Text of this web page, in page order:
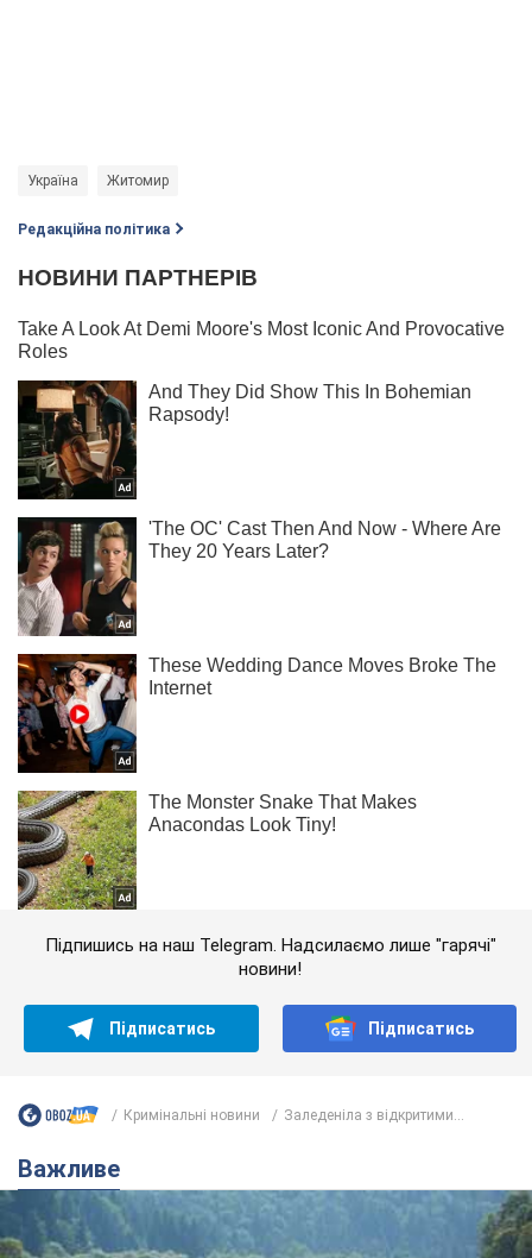
Україна Житомир
Редакційна політика
Підпишись на наш Telegram. Надсилаємо лише "гарячі"
новини!
Підписатись Підписатись
Кримінальні новини Заледеніла з відкритими...
Важливе